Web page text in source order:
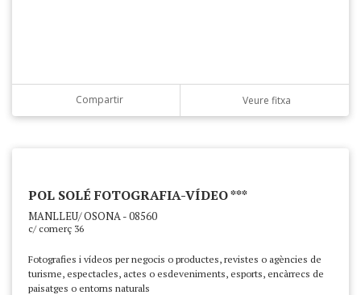
Compartir Veure fitxa
POL SOLÉ FOTOGRAFIA-VÍDEO ***
MANLLEU/ OSONA - 08560
c/ comerç 36
Fotografies i vídeos per negocis o productes, revistes o agències de
turisme, espectacles, actes o esdeveniments, esports, encàrrecs de
paisatges o entorns naturals